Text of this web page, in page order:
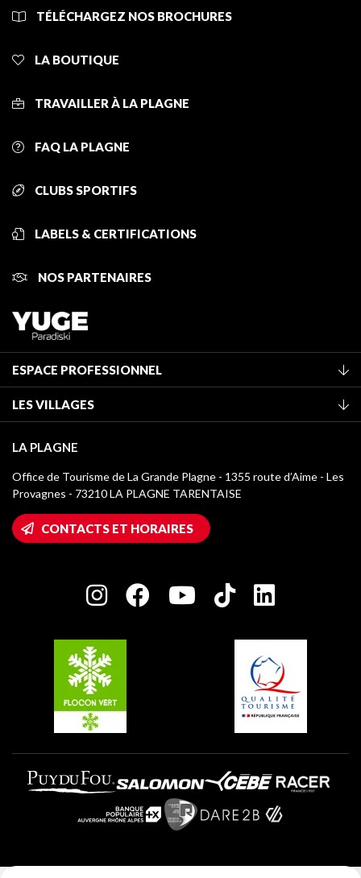
TÉLÉCHARGEZ NOS BROCHURES
LA BOUTIQUE
TRAVAILLER À LA PLAGNE
FAQ LA PLAGNE
CLUBS SPORTIFS
LABELS & CERTIFICATIONS
NOS PARTENAIRES
ESPACE PROFESSIONNEL
Classement des meublés
Taxe de séjour
Médiathèque
Logos La Plagne
Accès Wifi
Maison des Propriétaires
Charte des Acteurs Engagés
LES VILLAGES
Montchavin - Les Coches
Champagny-en-Vanoise
Plagne 1800
Plagne Villages
Plagne Aime 2000
LA PLAGNE
Office de Tourisme de La Grande Plagne - 1355 route d’Aime - Les
Provagnes - 73210 LA PLAGNE TARENTAISE
CONTACTS ET HORAIRES